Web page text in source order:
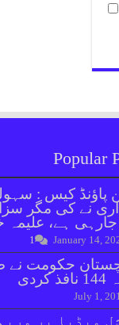
Popular
پاؤنڈ کیس :
نے کی مگر
ہے، علیمہ
January 14,
1
حکومت نے
کردی
July 1,
میڈیا پر